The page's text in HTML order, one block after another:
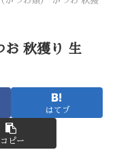
お 秋獲り 生
はてブ
コピー